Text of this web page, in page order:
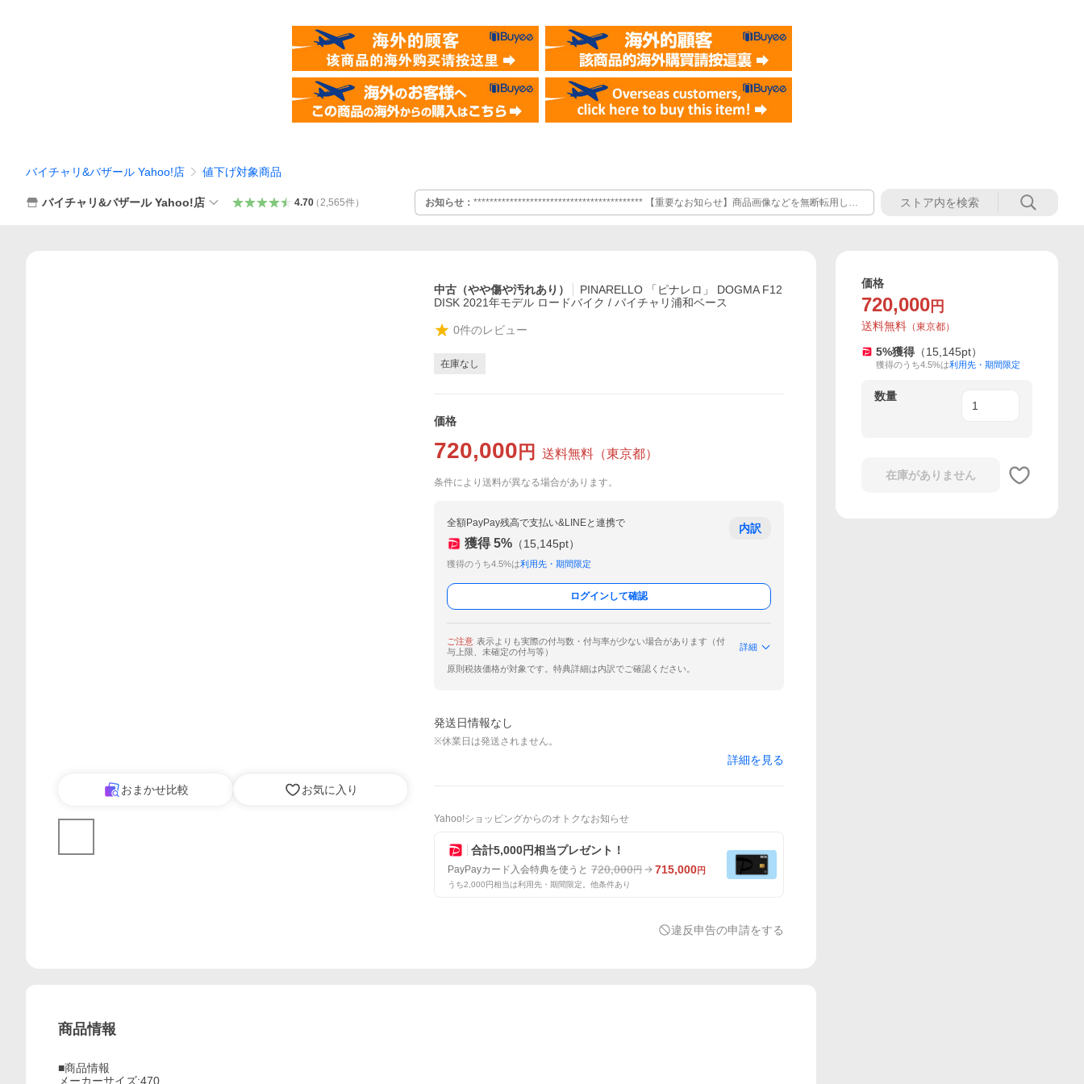
バイチャリ&バザール Yahoo!店 値下げ対象商品
バイチャリ&バザール Yahoo!店 4.70（2,565件） お知らせ： ****************************************** 【重要なお知らせ】商品画像などを無断転用した
悪質サイトにご注意ください 現在、当社の商品画像や文章等を無断転用し、且つ当社販売価格を大幅
おまかせ比較 お気に入り
中古（やや傷や汚れあり）
PINARELLO 「ピナレロ」 DOGMA F12
DISK 2021年モデル ロードバイク / バイチャリ浦和ベース
0件のレビュー
在庫なし
価格
720,000 円 送料無料 （東京都）
条件により送料が異なる場合があります。
全額PayPay残高で支払い&LINEと連携で
獲得 5% （15,145pt）
獲得のうち4.5%は利用先・期間限定
内訳
ログインして確認
ご注意 表示よりも実際の付与数・付与率が少ない場合があります（付
与上限、未確定の付与等）
詳細
原則税抜価格が対象です。特典詳細は内訳でご確認ください。
発送日情報なし
※休業日は発送されません。
詳細を見る
Yahoo!ショッピングからのオトクなお知らせ
合計5,000円相当プレゼント！
PayPayカード入会特典を使うと 720,000円 715,000円
うち2,000円相当は利用先・期間限定。他条件あり
違反申告の申請をする
商品情報
■商品情報
メーカーサイズ:470
価格
720,000 円
送料無料 （東京都）
5%獲得 （15,145pt）
獲得のうち4.5%は利用先・期間限定
数量
在庫がありません